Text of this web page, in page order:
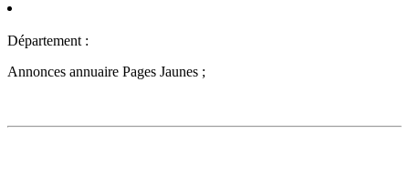
Département :
Annonces annuaire Pages Jaunes ;